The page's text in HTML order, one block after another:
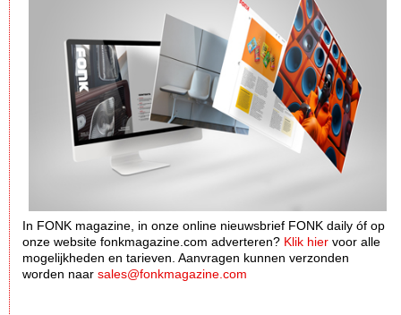
In FONK magazine, in onze online nieuwsbrief FONK daily óf op
onze website fonkmagazine.com adverteren? Klik hier voor alle
mogelijkheden en tarieven. Aanvragen kunnen verzonden
worden naar sales@fonkmagazine.com